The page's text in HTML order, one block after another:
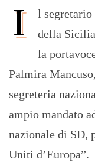
I
l
della
la
Palmira
segreteria
ampio mandato
nazionale di SD,
Uniti d’Europa”.